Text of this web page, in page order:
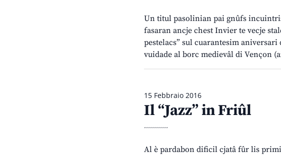
Un titul pasolinian pai gnûfs
fasaran ancje chest Invier te vecje
pestelacs” sul cuarantesim
vuidade al borc medievâl di Vençon
15 Febbraio 2016
Il “Jazz” in Friûl
............
Al è pardabon dificil cjatâ fûr lis